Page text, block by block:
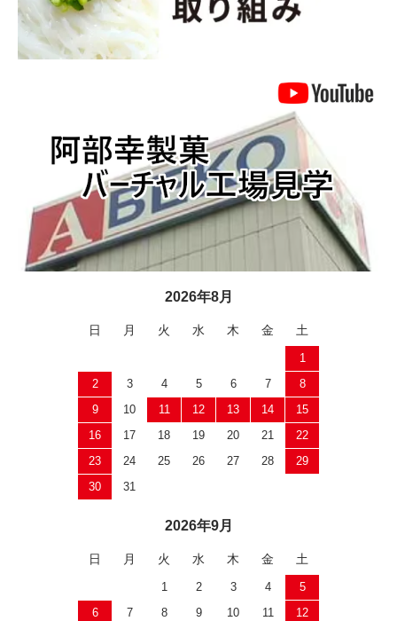
2026年8月
日 月 火 水 木 金 土
1
2
3 4 5 6 7
8
9
10 11 12 13 14
15
16
17 18 19 20 21
22
23
24 25 26 27 28
29
30
31
2026年9月
日 月 火 水 木 金 土
1 2 3 4
5
6
7 8 9 10 11
12